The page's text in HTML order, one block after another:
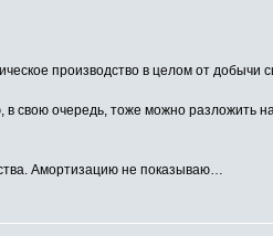
производство в целом от добычи
в свою очередь, тоже можно разложить
Амортизацию не показываю…